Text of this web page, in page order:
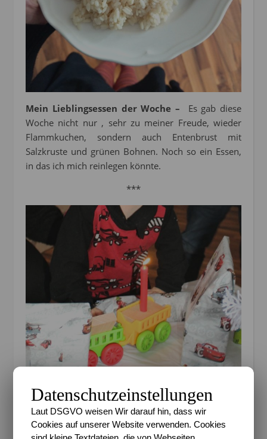
Mein Lieblingsessen der Woche – Es gab diese
Woche nicht nur , sehr zu meiner Freude, wieder
Flammkuchen, sondern auch Entenbrust mit
Salzkruste und grünen Bohnen. Noch so ein Essen,
in das ich mich reinlegen könnte.
***
Datenschutzeinstellungen
Laut DSGVO weisen Wir darauf hin, dass wir
Cookies auf unserer Website verwenden. Cookies